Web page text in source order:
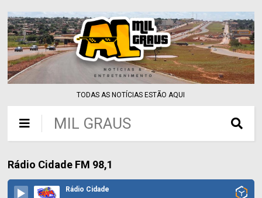
TODAS AS NOTÍCIAS ESTÃO AQUI
MIL GRAUS
Rádio Cidade FM 98,1
Rádio Cidade